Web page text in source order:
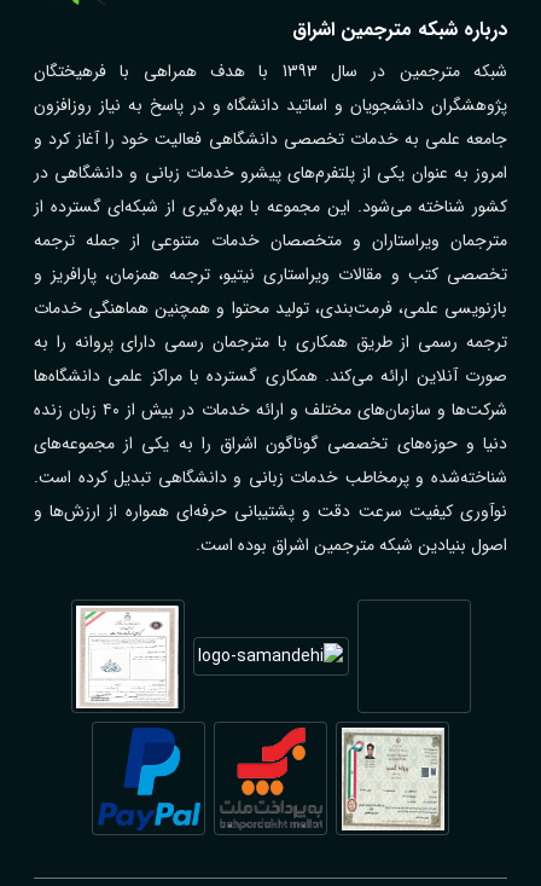
درباره شبکه مترجمین اشراق
شبکه مترجمین در سال 1393 با هدف همراهی با فرهیختگان
پژوهشگران دانشجویان و اساتید دانشگاه و در پاسخ به نیاز روزافزون
جامعه علمی به خدمات تخصصی دانشگاهی فعالیت خود را آغاز کرد و
امروز به عنوان یکی از پلتفرم‌های پیشرو خدمات زبانی و دانشگاهی در
کشور شناخته می‌شود. این مجموعه با بهره‌گیری از شبکه‌ای گسترده از
مترجمان ویراستاران و متخصصان خدمات متنوعی از جمله ترجمه
تخصصی کتب و مقالات ویراستاری نیتیو، ترجمه همزمان، پارافریز و
بازنویسی علمی، فرمت‌بندی، تولید محتوا و همچنین هماهنگی خدمات
ترجمه رسمی از طریق همکاری با مترجمان رسمی دارای پروانه را به
صورت آنلاین ارائه می‌کند. همکاری گسترده با مراکز علمی دانشگاه‌ها
شرکت‌ها و سازمان‌های مختلف و ارائه خدمات در بیش از ۴۰ زبان زنده
دنیا و حوزه‌های تخصصی گوناگون اشراق را به یکی از مجموعه‌های
شناخته‌شده و پرمخاطب خدمات زبانی و دانشگاهی تبدیل کرده است.
نوآوری کیفیت سرعت دقت و پشتیبانی حرفه‌ای همواره از ارزش‌ها و
اصول بنیادین شبکه مترجمین اشراق بوده است.